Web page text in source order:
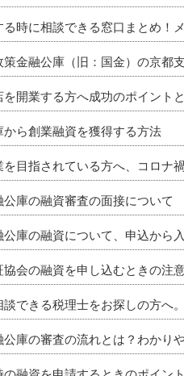
時に相談できる窓口まとめ！
策金融公庫（旧：国金）の京都
開業する方へ成功のポイント
から創業融資を獲得する方法
を目指されている方へ、コロナ
公庫の融資審査の面接について
公庫の融資について、申込から
会の融資を申し込むときの注
談できる税理士をお探しの方へ
公庫の審査の流れとは？わかり